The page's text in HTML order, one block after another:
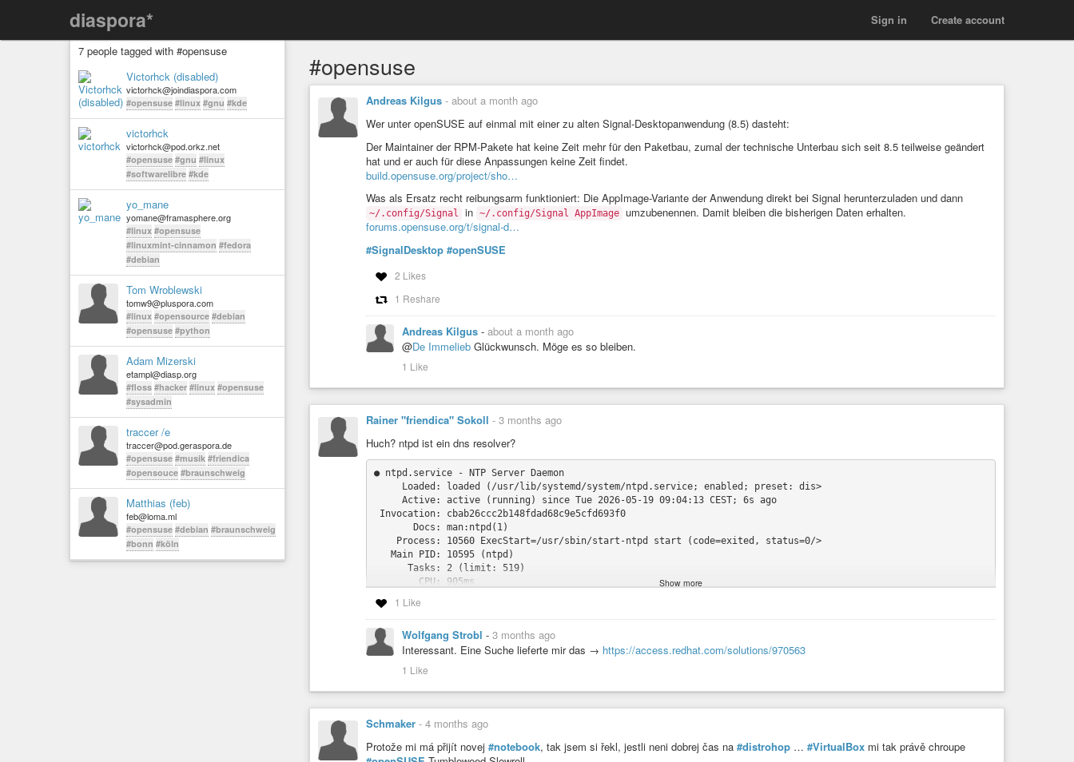
diaspora* Create account
Sign in
7 people tagged with #opensuse
Victorhck (disabled)
victorhck@joindiaspora.com
#opensuse #linux #gnu #kde
victorhck
victorhck@pod.orkz.net
#opensuse #gnu #linux
#softwarelibre #kde
yo_mane
yomane@framasphere.org
#linux #opensuse
#linuxmint-cinnamon #fedora
#debian
Tom Wroblewski
tomw9@pluspora.com
#linux #opensource #debian
#opensuse #python
Adam Mizerski
etampl@diasp.org
#floss #hacker #linux #opensuse
#sysadmin
traccer /e
traccer@pod.geraspora.de
#opensuse #musik #friendica
#opensouce #braunschweig
Matthias (feb)
feb@loma.ml
#opensuse #debian #braunschweig
#bonn #köln
#opensuse
Andreas Kilgus - about a month ago
Wer unter openSUSE auf einmal mit einer zu alten Signal-Desktopanwendung (8.5) dasteht:
Der Maintainer der RPM-Pakete hat keine Zeit mehr für den Paketbau, zumal der technische Unterbau sich seit 8.5 teilweise geändert
hat und er auch für diese Anpassungen keine Zeit findet.
build.opensuse.org/project/sho…
Was als Ersatz recht reibungsarm funktioniert: Die AppImage-Variante der Anwendung direkt bei Signal herunterzuladen und dann
~/.config/Signal in ~/.config/Signal AppImage umzubenennen. Damit bleiben die bisherigen Daten erhalten.
forums.opensuse.org/t/signal-d…
#SignalDesktop #openSUSE
2 Likes
1 Reshare
Andreas Kilgus - about a month ago
@De Immelieb Glückwunsch. Möge es so bleiben.
1 Like
Rainer "friendica" Sokoll - 3 months ago
Huch? ntpd ist ein dns resolver?
● ntpd.service - NTP Server Daemon
     Loaded: loaded (/usr/lib/systemd/system/ntpd.service; enabled; preset: dis>
     Active: active (running) since Tue 2026-05-19 09:04:13 CEST; 6s ago
Invocation: cbab26ccc2b148fdad68c9e5cfd693f0
       Docs: man:ntpd(1)
    Process: 10560 ExecStart=/usr/sbin/start-ntpd start (code=exited, status=0/>
   Main PID: 10595 (ntpd)
      Tasks: 2 (limit: 519)
        CPU: 905ms
             ├─10595 /usr/sbin/ntpd -p /var/run/ntp/ntpd.pid -g -u ntp:ntp -c />
             └─10596 "ntpd: asynchronous dns resolver"
#Opensuse
Show more
1 Like
Wolfgang Strobl - 3 months ago
Interessant. Eine Suche lieferte mir das → https://access.redhat.com/solutions/970563
1 Like
Schmaker - 4 months ago
Protože mi má přijít novej #notebook, tak jsem si řekl, jestli neni dobrej čas na #distrohop … #VirtualBox mi tak právě chroupe